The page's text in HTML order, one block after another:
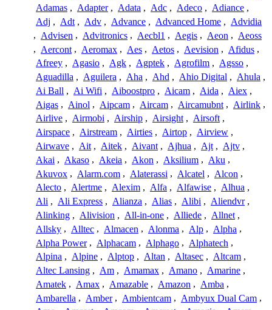
Adamas , Adapter , Adata , Adc , Adeco , Adiance ,
Adj , Adt , Adv , Advance , Advanced Home , Advidia
, Advisen , Advitronics , Aecbl1 , Aegis , Aeon , Aeoss
, Aercont , Aeromax , Aes , Aetos , Aevision , Afidus ,
Afreey , Agasio , Agk , Agptek , Agrofilm , Agsso ,
Aguadilla , Aguilera , Aha , Ahd , Ahio Digital , Ahula ,
Ai Ball , Ai Wifi , Aiboostpro , Aicam , Aida , Aiex ,
Aigas , Ainol , Aipcam , Aircam , Aircamubnt , Airlink ,
Airlive , Airmobi , Airship , Airsight , Airsoft ,
Airspace , Airstream , Airties , Airtop , Airview ,
Airwave , Ait , Aitek , Aivant , Ajhua , Ajt , Ajtv ,
Akai , Akaso , Akeia , Akon , Aksilium , Aku ,
Akuvox , Alarm.com , Alaterassi , Alcatel , Alcon ,
Alecto , Alertme , Alexim , Alfa , Alfawise , Alhua ,
Ali , Ali Express , Alianza , Alias , Alibi , Aliendvr ,
Alinking , Alivision , All-in-one , Alliede , Allnet ,
Allsky , Alltec , Almacen , Alonma , Alp , Alpha ,
Alpha Power , Alphacam , Alphago , Alphatech ,
Alpina , Alpine , Alptop , Altan , Altasec , Altcam ,
Altec Lansing , Am , Amamax , Amano , Amarine ,
Amatek , Amax , Amazable , Amazon , Amba ,
Ambarella , Amber , Ambientcam , Ambyux Dual Cam ,